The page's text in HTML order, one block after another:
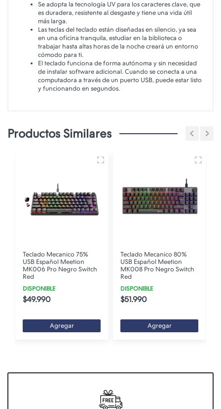
Se adopta la tecnología UV para los caracteres clave, que
es duradera, resistente al desgaste y tiene una vida útil
más larga.
Las teclas del teclado están diseñadas en silencio, ya sea
en una oficina tranquila, estudiar en la biblioteca o
trabajar hasta altas horas de la noche creará un entorno
cómodo para ti.
El teclado funciona de forma autónoma y sin necesidad
de instalar software adicional. Cuando se conecta a una
computadora a través de un puerto USB, puede estar listo
y funcionando en segundos.
Productos Similares
Teclado Mecanico 75%
USB Español Meetion
MK006 Pro Negro Switch
Red
DISPONIBLE
$49.990
Agregar
Teclado Mecanico 80%
USB Español Meetion
MK008 Pro Negro Switch
Red
DISPONIBLE
$51.990
Agregar